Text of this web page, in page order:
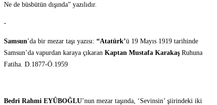
Ne de büsbütün dışında” yazılıdır.
-
Samsun’da bir mezar taşı yazısı: “Atatürk’ü 19 Mayıs 1919 tarihinde
Samsun’da vapurdan karaya çıkaran Kaptan Mustafa Karakaş Ruhuna
Fatiha. D.1877-Ö.1959
Bedri Rahmi EYÛBOĞLU’nun mezar taşında, ‘Sevinsin’ şiirindeki iki